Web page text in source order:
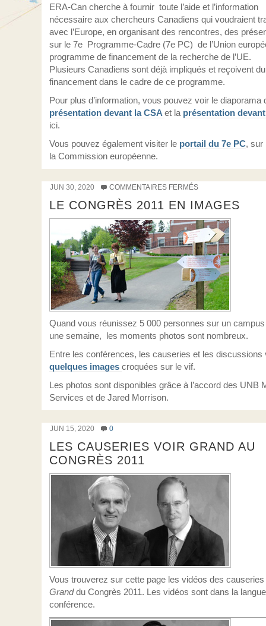
ERA-Can cherche à fournir toute l’aide et l’information
nécessaire aux chercheurs Canadiens qui voudraient
avec l’Europe, en organisant des rencontres, des
sur le 7e Programme-Cadre (7e PC) de l’Union
programme de financement de la recherche de l’UE.
Plusieurs Canadiens sont déjà impliqués et reçoivent du
financement dans le cadre de ce programme.
Pour plus d’information, vous pouvez voir le diaporama
présentation devant la CSA et la présentation devant
ici.
Vous pouvez également visiter le portail du 7e PC, sur
la Commission européenne.
JUN 30, 2020 COMMENTAIRES FERMÉS
LE CONGRÈS 2011 EN IMAGES
Quand vous réunissez 5 000 personnes sur un
une semaine, les moments photos sont nombreux.
Entre les conférences, les causeries et les discussions
quelques images croquées sur le vif.
Les photos sont disponibles grâce à l’accord des UNB
Services et de Jared Morrison.
JUN 15, 2020 0
LES CAUSERIES VOIR GRAND AU
CONGRÈS 2011
Vous trouverez sur cette page les vidéos des causeries
Granddu Congrès 2011. Les vidéos sont dans la
conférence.